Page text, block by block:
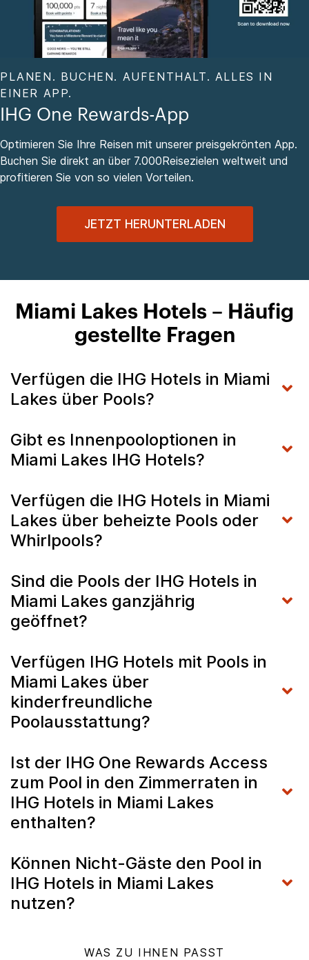
PLANEN. BUCHEN. AUFENTHALT. ALLES IN
EINER APP.
IHG One Rewards-App
Optimieren Sie Ihre Reisen mit unserer preisgekrönten App.
Buchen Sie direkt an über 7.000Reisezielen weltweit und
profitieren Sie von so vielen Vorteilen.
JETZT HERUNTERLADEN
Miami Lakes Hotels – Häufig
gestellte Fragen
Verfügen die IHG Hotels in Miami
Lakes über Pools?
Gibt es Innenpooloptionen in
Miami Lakes IHG Hotels?
Verfügen die IHG Hotels in Miami
Lakes über beheizte Pools oder
Whirlpools?
Sind die Pools der IHG Hotels in
Miami Lakes ganzjährig
geöffnet?
Verfügen IHG Hotels mit Pools in
Miami Lakes über
kinderfreundliche
Poolausstattung?
Ist der IHG One Rewards Access
zum Pool in den Zimmerraten in
IHG Hotels in Miami Lakes
enthalten?
Können Nicht-Gäste den Pool in
IHG Hotels in Miami Lakes
nutzen?
WAS ZU IHNEN PASST